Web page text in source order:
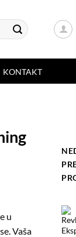
KONTAKT
u
Vaša